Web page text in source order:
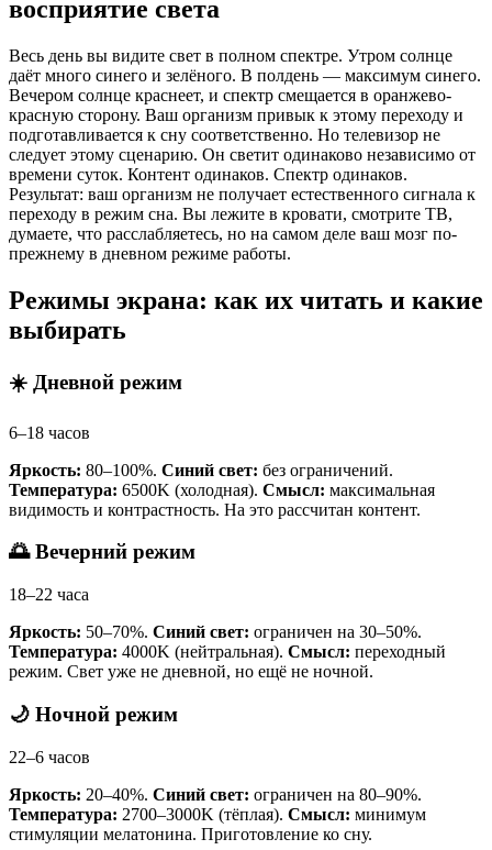
восприятие света
Весь день вы видите свет в полном спектре. Утром солнце
даёт много синего и зелёного. В полдень — максимум синего.
Вечером солнце краснеет, и спектр смещается в оранжево-
красную сторону. Ваш организм привык к этому переходу и
подготавливается к сну соответственно. Но телевизор не
следует этому сценарию. Он светит одинаково независимо от
времени суток. Контент одинаков. Спектр одинаков.
Результат: ваш организм не получает естественного сигнала к
переходу в режим сна. Вы лежите в кровати, смотрите ТВ,
думаете, что расслабляетесь, но на самом деле ваш мозг по-
прежнему в дневном режиме работы.
Режимы экрана: как их читать и какие
выбирать
☀️ Дневной режим
6–18 часов
Яркость: 80–100%. Синий свет: без ограничений.
Температура: 6500K (холодная). Смысл: максимальная
видимость и контрастность. На это рассчитан контент.
🌅 Вечерний режим
18–22 часа
Яркость: 50–70%. Синий свет: ограничен на 30–50%.
Температура: 4000K (нейтральная). Смысл: переходный
режим. Свет уже не дневной, но ещё не ночной.
🌙 Ночной режим
22–6 часов
Яркость: 20–40%. Синий свет: ограничен на 80–90%.
Температура: 2700–3000K (тёплая). Смысл: минимум
стимуляции мелатонина. Приготовление ко сну.